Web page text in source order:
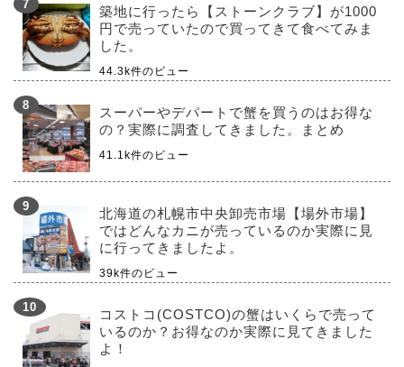
築地に行ったら【ストーンクラブ】が1000
円で売っていたので買ってきて食べてみま
した。
44.3k件のビュー
スーパーやデパートで蟹を買うのはお得な
の？実際に調査してきました。まとめ
41.1k件のビュー
北海道の札幌市中央卸売市場【場外市場】
ではどんなカニが売っているのか実際に見
に行ってきましたよ。
39k件のビュー
コストコ(COSTCO)の蟹はいくらで売って
いるのか？お得なのか実際に見てきました
よ！